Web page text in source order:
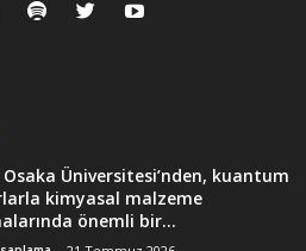
Üniversitesi’nden, kuantum
kimyasal malzeme
önemli bir...